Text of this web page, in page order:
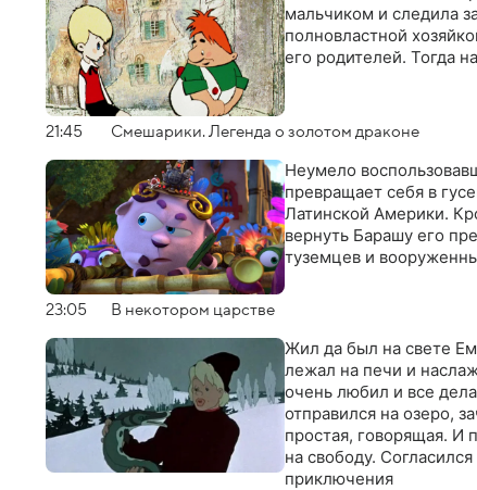
мальчиком и следила
полновластной
его родителей. Тогда
21:45 Смешарики. Легенда о золотом драконе
Неумело
превращает себя в
Латинской Америки.
вернуть Барашу его
туземцев и
23:05 В некотором царстве
Жил да был на свете
лежал на печи и
очень любил и все
отправился на озеро,
простая, говорящая.
на свободу.
приключения